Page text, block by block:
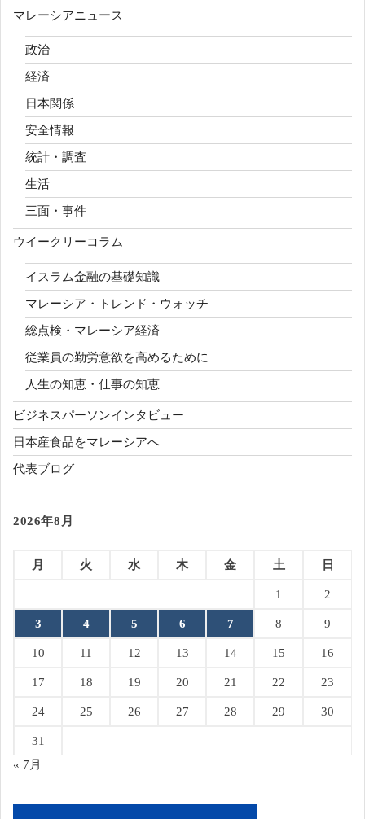
マレーシアニュース
政治
経済
日本関係
安全情報
統計・調査
生活
三面・事件
ウイークリーコラム
イスラム金融の基礎知識
マレーシア・トレンド・ウォッチ
総点検・マレーシア経済
従業員の勤労意欲を高めるために
人生の知恵・仕事の知恵
ビジネスパーソンインタビュー
日本産食品をマレーシアへ
代表ブログ
2026年8月
月 火 水 木 金 土 日
1 2
3 4 5 6 7 8 9
10 11 12 13 14 15 16
17 18 19 20 21 22 23
24 25 26 27 28 29 30
31
« 7月